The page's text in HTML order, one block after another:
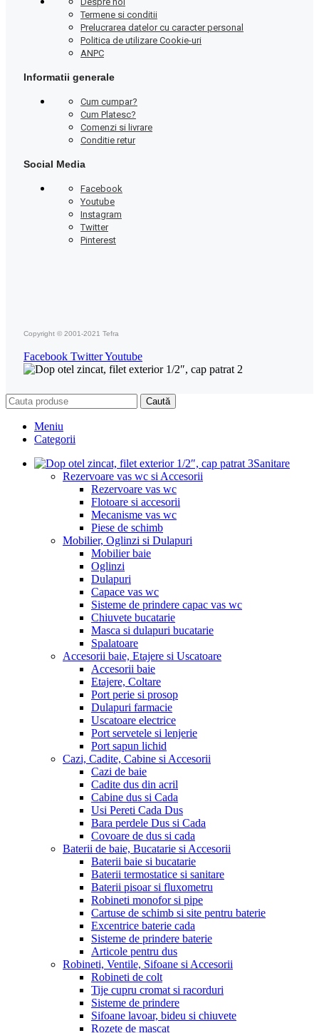
Termene si conditii
Prelucrarea datelor cu caracter personal
Politica de utilizare Cookie-uri
ANPC
Informatii generale
Cum cumpar?
Cum Platesc?
Comenzi si livrare
Conditie retur
Social Media
Facebook
Youtube
Instagram
Twitter
Pinterest
Copyright © 2001-2021 Tefra
Facebook TwitterYoutube
Caută
Meniu
Categorii
Sanitare
Rezervoare vas wc si Accesorii
Rezervoare vas wc
Flotoare si accesorii
Mecanisme vas wc
Piese de schimb
Mobilier, Oglinzi si Dulapuri
Mobilier baie
Oglinzi
Dulapuri
Capace vas wc
Sisteme de prindere capac vas wc
Chiuvete bucatarie
Masca si dulapuri bucatarie
Spalatoare
Accesorii baie, Etajere si Uscatoare
Accesorii baie
Etajere, Coltare
Port perie si prosop
Dulapuri farmacie
Uscatoare electrice
Port servetele si lenjerie
Port sapun lichid
Cazi, Cadite, Cabine si Accesorii
Cazi de baie
Cadite dus din acril
Cabine dus si Cada
Usi Pereti Cada Dus
Bara perdele Dus si Cada
Covoare de dus si cada
Baterii de baie, Bucatarie si Accesorii
Baterii baie si bucatarie
Baterii termostatice si sanitare
Baterii pisoar si fluxometru
Robineti monofor si pipe
Cartuse de schimb si site pentru baterie
Excentrice baterie cada
Sisteme de prindere baterie
Articole pentru dus
Robineti, Ventile, Sifoane si Accesorii
Robineti de colt
Tije cupru cromat si racorduri
Sisteme de prindere
Sifoane lavoar, bideu si chiuvete
Rozete de mascat